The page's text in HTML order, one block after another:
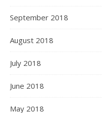
September 2018
August 2018
July 2018
June 2018
May 2018